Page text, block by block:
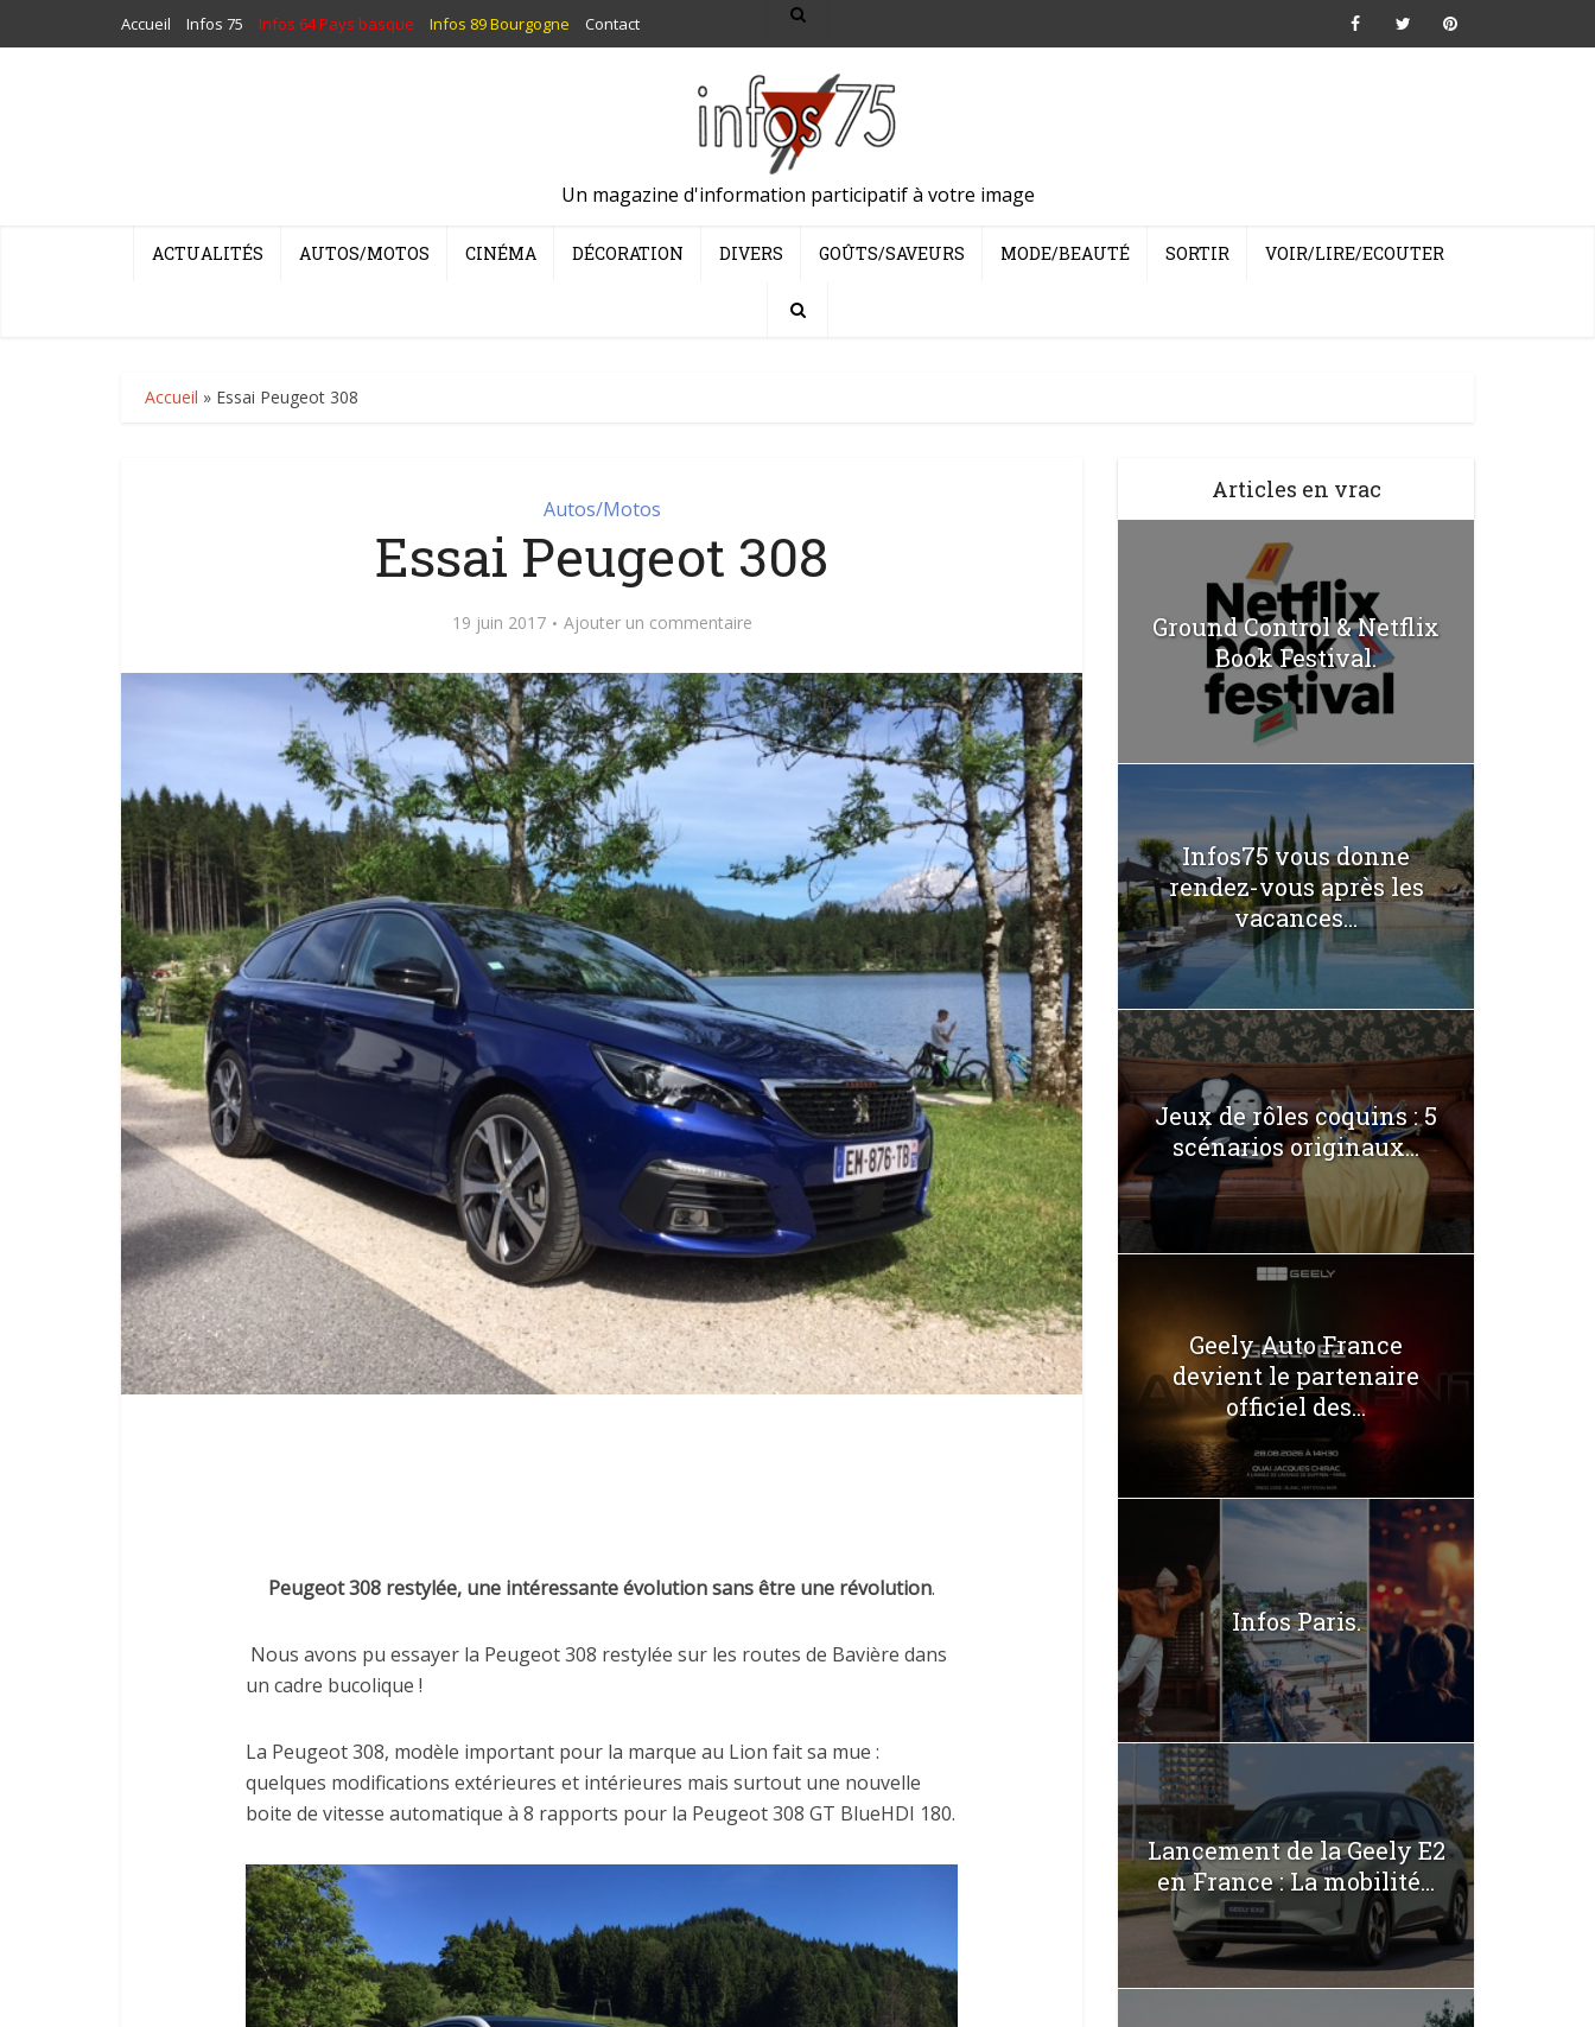
Accueil Infos 75 Infos 64 Pays basque Infos 89 Bourgogne Contact
Un magazine d'information participatif à votre image
ACTUALITÉS AUTOS/MOTOS CINÉMA DÉCORATION DIVERS GOÛTS/SAVEURS MODE/BEAUTÉ SORTIR VOIR/LIRE/ECOUTER
Accueil » Essai Peugeot 308
Autos/Motos
Essai Peugeot 308
19 juin 2017 Ajouter un commentaire
Peugeot 308 restylée, une intéressante évolution sans être une révolution.
Nous avons pu essayer la Peugeot 308 restylée sur les routes de Bavière dans
un cadre bucolique !
La Peugeot 308, modèle important pour la marque au Lion fait sa mue :
quelques modifications extérieures et intérieures mais surtout une nouvelle
boite de vitesse automatique à 8 rapports pour la Peugeot 308 GT BlueHDI 180.
Articles en vrac
Ground Control & Netflix
Book Festival.
Infos75 vous donne
rendez-vous après les
vacances...
Jeux de rôles coquins : 5
scénarios originaux...
Geely Auto France
devient le partenaire
officiel des...
Infos Paris.
Lancement de la Geely E2
en France : La mobilité...